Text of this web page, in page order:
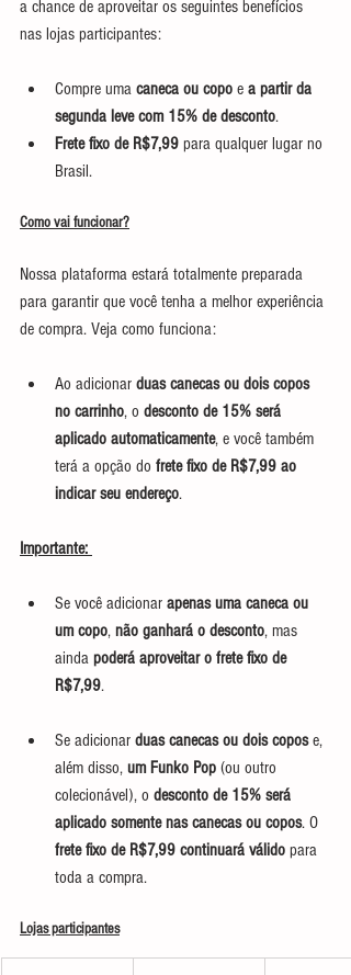
a chance de aproveitar os seguintes benefícios
nas lojas participantes:
Compre uma caneca ou copo e a partir da
segunda leve com 15% de desconto.
Frete fixo de R$7,99 para qualquer lugar no
Brasil.
Como vai funcionar?
Nossa plataforma estará totalmente preparada
para garantir que você tenha a melhor experiência
de compra. Veja como funciona:
Ao adicionar duas canecas ou dois copos
no carrinho, o desconto de 15% será
aplicado automaticamente, e você também
terá a opção do frete fixo de R$7,99 ao
indicar seu endereço.
Importante:
Se você adicionar apenas uma caneca ou
um copo, não ganhará o desconto, mas
ainda poderá aproveitar o frete fixo de
R$7,99.
Se adicionar duas canecas ou dois copos e,
além disso, um Funko Pop (ou outro
colecionável), o desconto de 15% será
aplicado somente nas canecas ou copos. O
frete fixo de R$7,99 continuará válido para
toda a compra.
Lojas participantes